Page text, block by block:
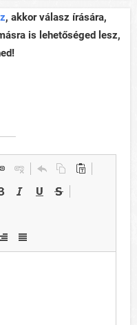
, akkor válasz írására,
is lehetőséged lesz,